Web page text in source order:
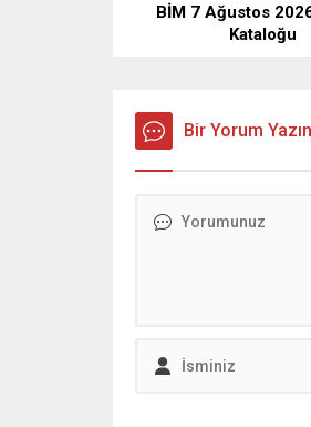
BİM 7 Ağustos
Kataloğu
Bir Yorum Yazın